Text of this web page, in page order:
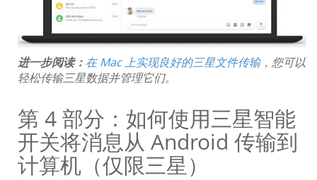
进一步阅读： 在 Mac 上实现良好的三星文件传输，您可以
轻松传输三星数据并管理它们。
第 4 部分：如何使用三星智能
开关将消息从 Android 传输到
计算机（仅限三星）